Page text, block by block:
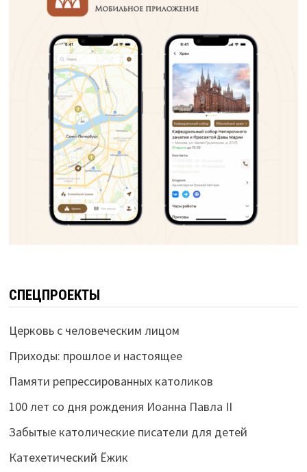
СПЕЦПРОЕКТЫ
Церковь с человеческим лицом
Приходы: прошлое и настоящее
Памяти репрессированных католиков
100 лет со дня рождения Иоанна Павла II
Забытые католические писатели для детей
Катехетический Ёжик